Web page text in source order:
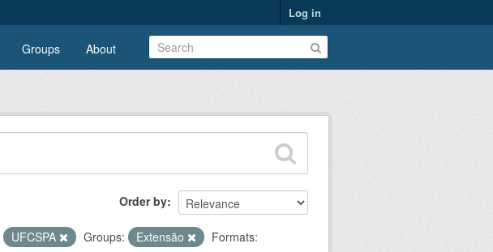
Log in
Groups About
Order by
UFCSPA Groups: Extensão
Formats: